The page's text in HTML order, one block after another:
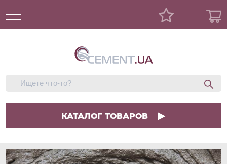
КАТАЛОГ ТОВАРОВ